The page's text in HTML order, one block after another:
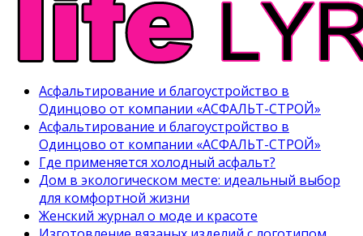
Асфальтирование и благоустройство в
Одинцово от компании «АСФАЛЬТ-СТРОЙ»
Асфальтирование и благоустройство в
Одинцово от компании «АСФАЛЬТ-СТРОЙ»
Где применяется холодный асфальт?
Дом в экологическом месте: идеальный выбор
для комфортной жизни
Женский журнал о моде и красоте